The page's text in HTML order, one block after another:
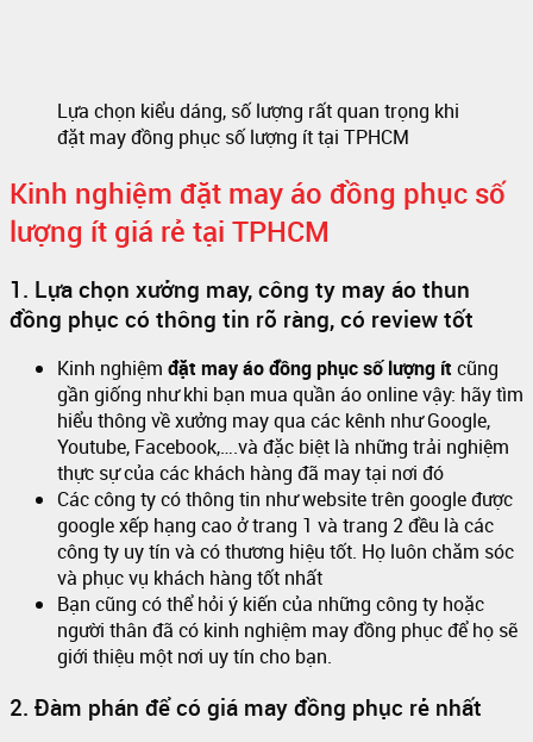
Lựa chọn kiểu dáng, số lượng rất quan trọng khi
đặt may đồng phục số lượng ít tại TPHCM
Kinh nghiệm đặt may áo đồng phục số
lượng ít giá rẻ tại TPHCM
1. Lựa chọn xưởng may, công ty may áo thun
đồng phục có thông tin rõ ràng, có review tốt
Kinh nghiệm đặt may áo đồng phục số lượng ítcũng
gần giống như khi bạn mua quần áo online vậy: hãy tìm
hiểu thông về xưởng may qua các kênh như Google,
Youtube, Facebook,….và đặc biệt là những trải nghiệm
thực sự của các khách hàng đã may tại nơi đó
Các công ty có thông tin như website trên google được
google xếp hạng cao ở trang 1 và trang 2 đều là các
công ty uy tín và có thương hiệu tốt. Họ luôn chăm sóc
và phục vụ khách hàng tốt nhất
Bạn cũng có thể hỏi ý kiến của những công ty hoặc
người thân đã có kinh nghiệm may đồng phục để họ sẽ
giới thiệu một nơi uy tín cho bạn.
2. Đàm phán để có giá may đồng phục rẻ nhất